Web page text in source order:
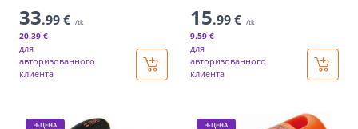
33.99 € /tk
20.39 €
для
авторизованного
клиента
15.99 € /tk
9.59 €
для
авторизованного
клиента
Э-ЦЕНА Э-ЦЕНА